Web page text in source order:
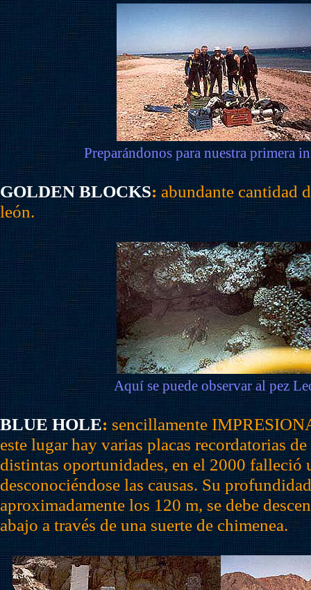
Preparándonos para nuestra primera
GOLDEN BLOCKS:abundante cantidad
león.
Aquí se puede observar al pez
BLUE HOLE:sencillamente
este lugar hay varias placas recordatorias
distintas oportunidades, en el 2000 falleció
desconociéndose las causas. Su
aproximadamente los 120 m, se debe
abajo a través de una suerte de chimenea.